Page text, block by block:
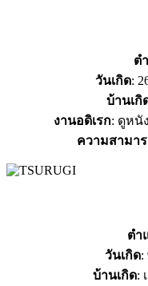
ต
วันเกิด:
บ้านเกิ
งานอดิเรก: ดูหนั
ความสามา
ตำ
วันเกิด:
บ้านเกิด: